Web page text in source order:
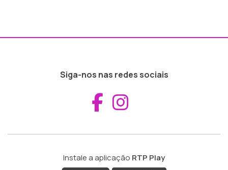
Siga-nos nas redes sociais
Aceder ao
Instale a aplicação RTP Play